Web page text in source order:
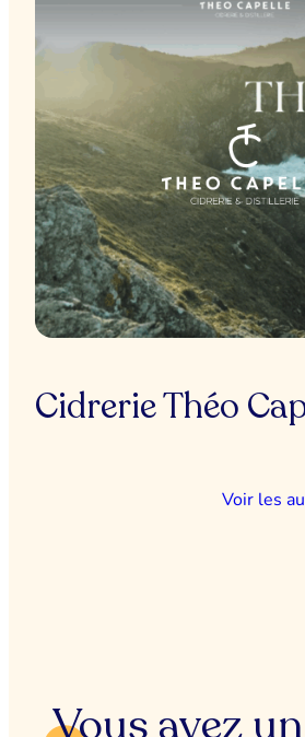
Cidrerie Théo
Voir les
Vous avez